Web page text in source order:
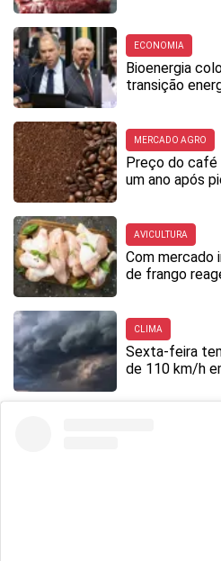
ECONOMIA
Bioenergia
transição
MERCADO AGRO
Preço do café
um ano após
AVICULTURA
Com mercado
de frango
CLIMA
Sexta-feira
de 110 km/h